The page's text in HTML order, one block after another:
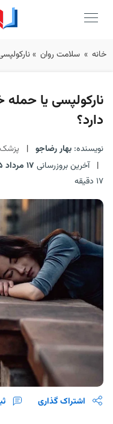
Skip
خانه » سلامت روان »
نارکولپسی یا
دارد؟
نویسنده: بهار رضاجو |
| آخرین بروزرسانی 17 مرداد 1405
17 دقیقه
اشتراک گذاری